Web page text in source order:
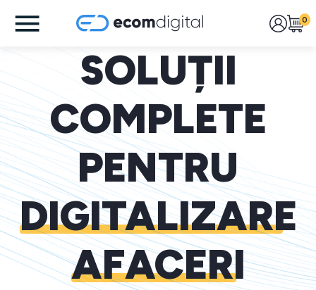
0
SOLUȚII
COMPLETE
PENTRU
DIGITALIZARE
AFACERI